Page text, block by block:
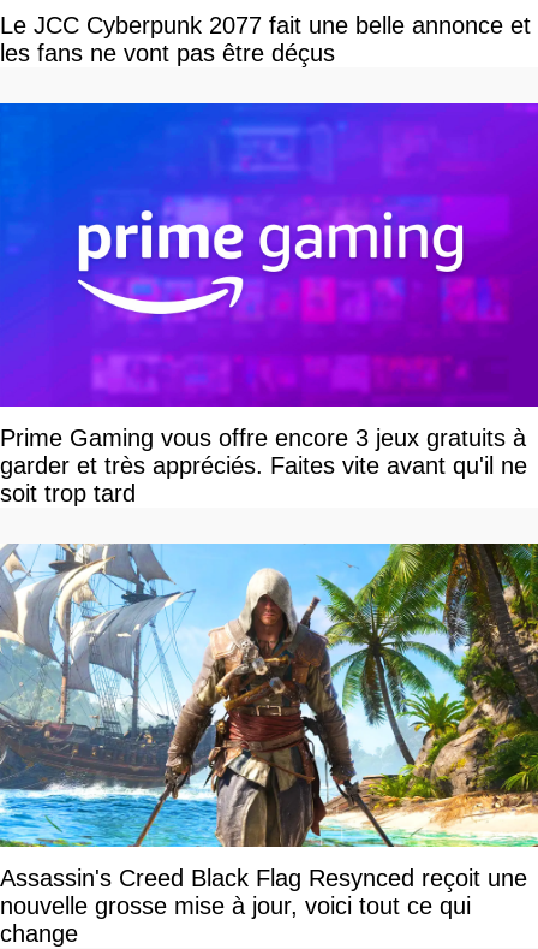
Le JCC Cyberpunk 2077 fait une belle annonce et
les fans ne vont pas être déçus
Prime Gaming vous offre encore 3 jeux gratuits à
garder et très appréciés. Faites vite avant qu'il ne
soit trop tard
Assassin's Creed Black Flag Resynced reçoit une
nouvelle grosse mise à jour, voici tout ce qui
change